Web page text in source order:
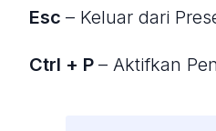
Esc – Keluar dari
Ctrl + P – Aktifkan